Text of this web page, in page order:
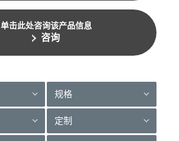
单击此处咨询该产品信息
咨询
规格
定制